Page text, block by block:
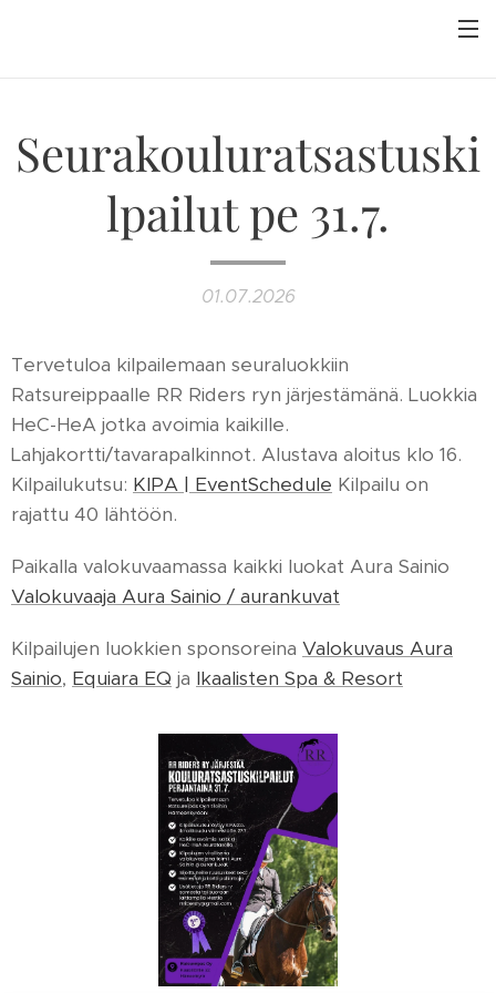
Seurakouluratsastuski
lpailut pe 31.7.
01.07.2026
Tervetuloa kilpailemaan seuraluokkiin
Ratsureippaalle RR Riders ryn järjestämänä. Luokkia
HeC-HeA jotka avoimia kaikille.
Lahjakortti/tavarapalkinnot. Alustava aloitus klo 16.
Kilpailukutsu: KIPA | EventSchedule Kilpailu on
rajattu 40 lähtöön.
Paikalla valokuvaamassa kaikki luokat Aura Sainio
Valokuvaaja Aura Sainio / aurankuvat
Kilpailujen luokkien sponsoreina Valokuvaus Aura
Sainio, Equiara EQ ja Ikaalisten Spa & Resort